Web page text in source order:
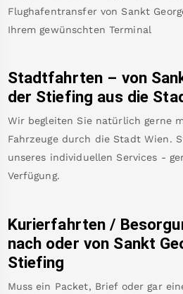
Flughafentransfer von Sankt
Ihrem gewünschten Terminal
Stadtfahrten – von
der Stiefing aus die
Wir begleiten Sie natürlich gerne
Fahrzeuge durch die Stadt Wien.
unseres individuellen Services -
Verfügung.
Kurierfahrten /
nach oder von Sankt
Stiefing
Muss ein Packet, Brief oder gar